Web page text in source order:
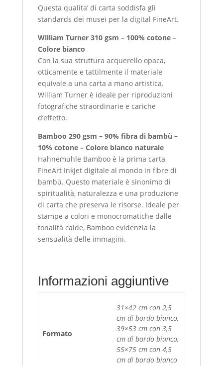
Questa qualita’ di carta soddisfa gli
standards dei musei per la digital FineArt.
William Turner 310 gsm – 100% cotone –
Colore bianco
Con la sua struttura acquerello opaca,
otticamente e tattilmente il materiale
equivale a una carta a mano artistica.
William Turner è ideale per riproduzioni
fotografiche straordinarie e cariche
d’effetto.
Bamboo 290 gsm – 90% fibra di bambù –
10% cotone – Colore bianco naturale
Hahnemühle Bamboo è la prima carta
FineArt InkJet digitale al mondo in fibre di
bambù. Questo materiale è sinonimo di
spiritualità, naturalezza e una produzione
di carta che preserva le risorse. Ideale per
stampe a colori e monocromatiche dalle
tonalità calde, Bamboo evidenzia la
sensualità delle immagini.
Informazioni aggiuntive
Formato
31×42 cm con 2,5
cm di bordo bianco,
39×53 cm con 3,5
cm di bordo bianco,
55×75 cm con 4,5
cm di bordo bianco